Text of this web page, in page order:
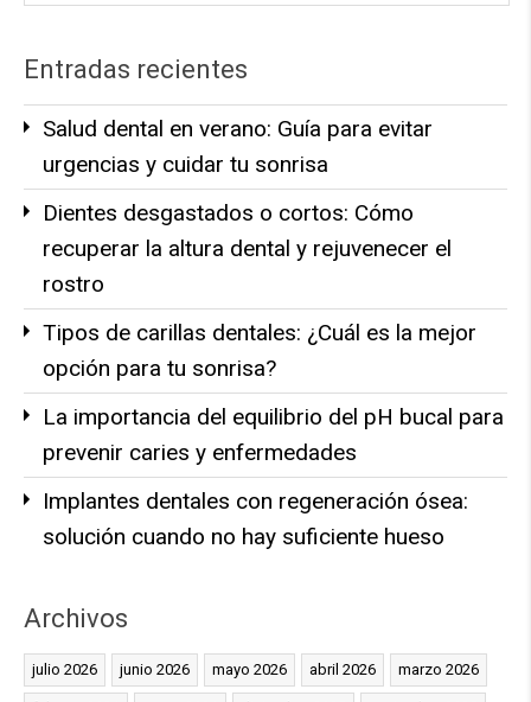
Entradas recientes
Salud dental en verano: Guía para evitar
urgencias y cuidar tu sonrisa
Dientes desgastados o cortos: Cómo
recuperar la altura dental y rejuvenecer el
rostro
Tipos de carillas dentales: ¿Cuál es la mejor
opción para tu sonrisa?
La importancia del equilibrio del pH bucal para
prevenir caries y enfermedades
Implantes dentales con regeneración ósea:
solución cuando no hay suficiente hueso
Archivos
julio 2026 junio 2026 mayo 2026 abril 2026 marzo 2026